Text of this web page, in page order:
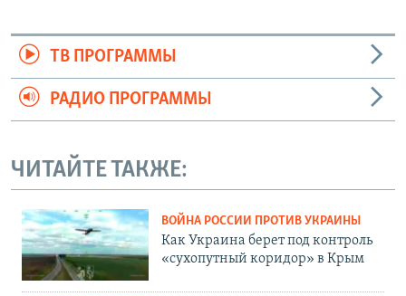
ТВ ПРОГРАММЫ
РАДИО ПРОГРАММЫ
ЧИТАЙТЕ ТАКЖЕ:
ВОЙНА РОССИИ ПРОТИВ УКРАИНЫ
Как Украина берет под контроль
«сухопутный коридор» в Крым